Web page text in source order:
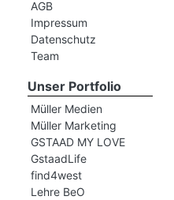
AGB
Impressum
Datenschutz
Team
Unser Portfolio
Müller Medien
Müller Marketing
GSTAAD MY LOVE
GstaadLife
find4west
Lehre BeO